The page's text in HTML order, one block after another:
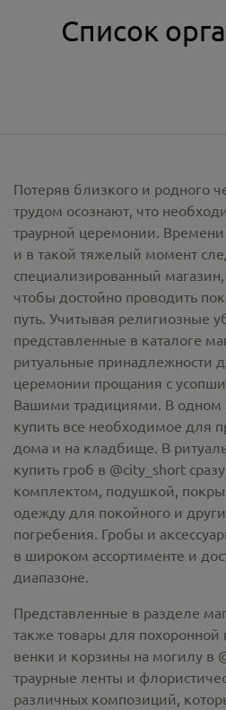
Список
Потеряв близкого и родного
трудом осознают, что
траурной церемонии.
и в такой тяжелый момент
специализированный
чтобы достойно проводить
путь. Учитывая религиозные
представленные в каталоге
ритуальные принадлежности
церемонии прощания с
Вашими традициями. В одном
купить все необходимое для
дома и на кладбище. В
купить гроб в @city_short
комплектом, подушкой,
одежду для покойного и
погребения. Гробы и
в широком ассортименте и
диапазоне.
Представленные в разделе
также товары для похоронной
венки и корзины на могилу в
траурные ленты и
различных композиций,